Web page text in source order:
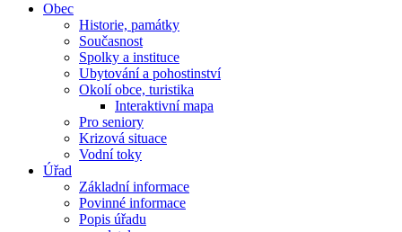
Obec
Historie, památky
Současnost
Spolky a instituce
Ubytování a pohostinství
Okolí obce, turistika
Interaktivní mapa
Pro seniory
Krizová situace
Vodní toky
Úřad
Základní informace
Povinné informace
Popis úřadu